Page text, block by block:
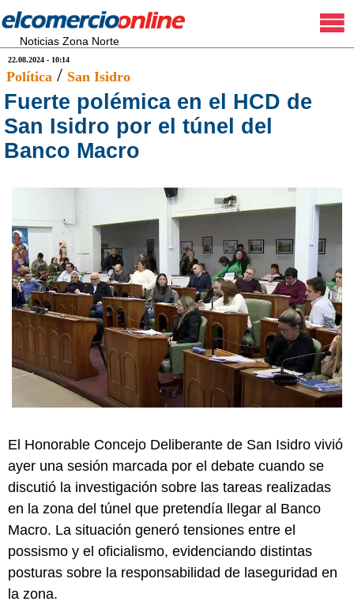
Noticias Zona Norte
22.08.2024 - 10:14
Política / San Isidro
Fuerte polémica en el HCD de
San Isidro por el túnel del
Banco Macro
El Honorable Concejo Deliberante de San Isidro vivió
ayer una sesión marcada por el debate cuando se
discutió la investigación sobre las tareas realizadas
en la zona del túnel que pretendía llegar al Banco
Macro. La situación generó tensiones entre el
possismo y el oficialismo, evidenciando distintas
posturas sobre la responsabilidad de laseguridad en
la zona.